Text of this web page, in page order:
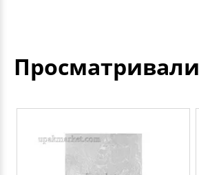
Просматривали